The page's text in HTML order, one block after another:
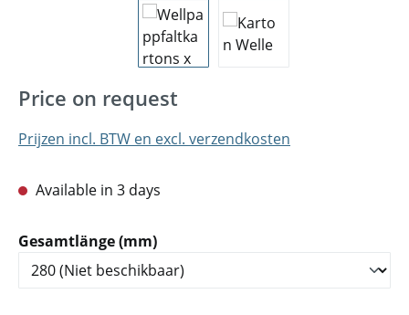
Price on request
Prijzen incl. BTW en excl. verzendkosten
Available in 3 days
Selecteer
Gesamtlänge (mm)